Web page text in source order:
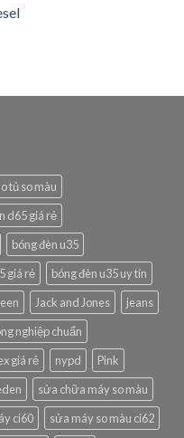
tủ so màu
d65 giá rẻ
bóng đèn u35
giá rẻ
bóng đèn u35 uy tín
Jack and Jones
jeans
nghiệp chuẩn
giá rẻ nypd
Pink
sửa chữa máy so màu
ci60 sửa máy so màu ci62